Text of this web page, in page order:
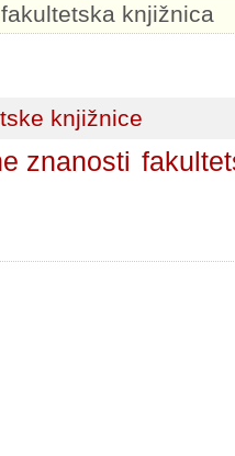
fakultetska knjižnica
knjižnice
znanosti